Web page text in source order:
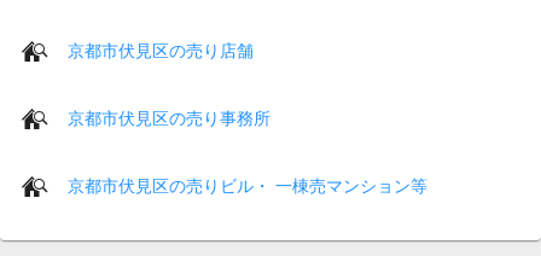
京都市伏見区の売り店舗
京都市伏見区の売り事務所
京都市伏見区の売りビル・ 一棟売マンション等